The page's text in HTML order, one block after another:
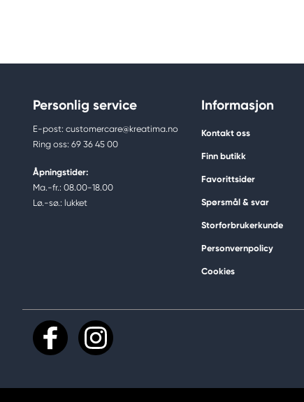
Personlig service
E-post: customercare@kreatima.no
Ring oss: 69 36 45 00
Åpningstider:
Ma.-fr.: 08.00-18.00
Lø.-sø.: lukket
Informasjon
Kontakt oss
Finn butikk
Favorittsider
Spørsmål & svar
Storforbrukerkunde
Personvernpolicy
Cookies